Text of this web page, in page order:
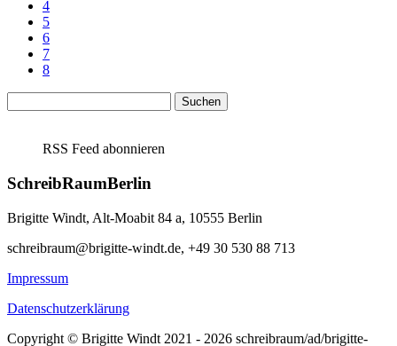
4
5
6
7
8
nach:
RSS Feed abonnieren
SchreibRaumBerlin
Brigitte Windt, Alt-Moabit 84 a, 10555 Berlin
schreibraum@brigitte-windt.de, +49 30 530 88 713
Impressum
Datenschutzerklärung
Copyright © Brigitte Windt 2021 - 2026 schreibraum/ad/brigitte-